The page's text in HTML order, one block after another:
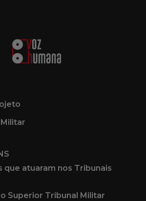
que atuaram nos Tribunais
Superior Tribunal Militar